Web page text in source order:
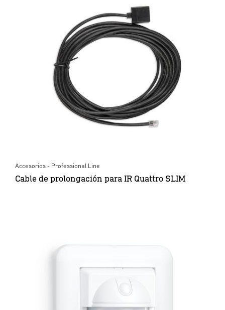
Accesorios - Professional Line
Cable de prolongación para IR Quattro SLIM